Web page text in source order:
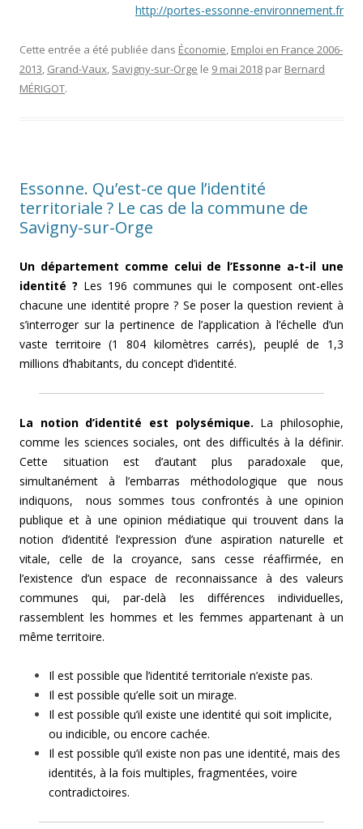
http://portes-essonne-environnement.fr
Cette entrée a été publiée dans Économie, Emploi en France 2006-
2013, Grand-Vaux, Savigny-sur-Orge le 9 mai 2018 par Bernard
MÉRIGOT.
Essonne. Qu’est-ce que l’identité
territoriale ? Le cas de la commune de
Savigny-sur-Orge
Un département comme celui de l’Essonne a-t-il une
identité ? Les 196 communes qui le composent ont-elles
chacune une identité propre ? Se poser la question revient à
s’interroger sur la pertinence de l’application à l’échelle d’un
vaste territoire (1 804 kilomètres carrés), peuplé de 1,3
millions d’habitants, du concept d’identité.
La notion d’identité est polysémique. La philosophie,
comme les sciences sociales, ont des difficultés à la définir.
Cette situation est d’autant plus paradoxale que,
simultanément à l’embarras méthodologique que nous
indiquons, nous sommes tous confrontés à une opinion
publique et à une opinion médiatique qui trouvent dans la
notion d’identité l’expression d’une aspiration naturelle et
vitale, celle de la croyance, sans cesse réaffirmée, en
l’existence d’un espace de reconnaissance à des valeurs
communes qui, par-delà les différences individuelles,
rassemblent les hommes et les femmes appartenant à un
même territoire.
Il est possible que l’identité territoriale n’existe pas.
Il est possible qu’elle soit un mirage.
Il est possible qu’il existe une identité qui soit implicite,
ou indicible, ou encore cachée.
Il est possible qu’il existe non pas une identité, mais des
identités, à la fois multiples, fragmentées, voire
contradictoires.